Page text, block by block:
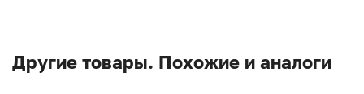
Другие товары. Похожие и аналоги